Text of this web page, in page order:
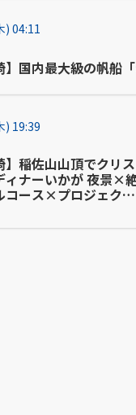
) 04:11
】国内最大級の帆
) 19:39
】稲佐山山頂でクリス
ィナーいかが 夜景×
コース×プロジェクシ